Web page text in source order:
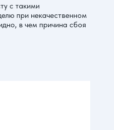
с такими
при некачественном
в чем причина сбоя